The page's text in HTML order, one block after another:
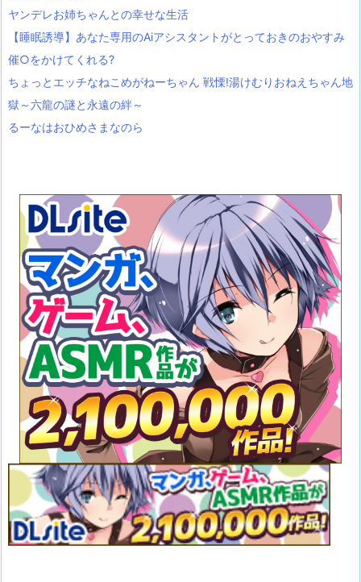
ヤンデレお姉ちゃんとの幸せな生活
【睡眠誘導】あなた専用のAiアシスタントがとっておきのおやすみ
催○をかけてくれる?
ちょっとエッチなねこめがねーちゃん 戦慄!湯けむりおねえちゃん地
獄～六龍の謎と永遠の絆～
るーなはおひめさまなのら